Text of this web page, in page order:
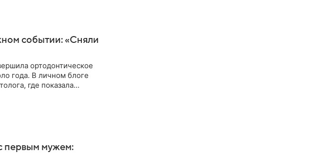
событии: «Сняли
ортодонтическое
года. В личном блоге
где показала
первым мужем: